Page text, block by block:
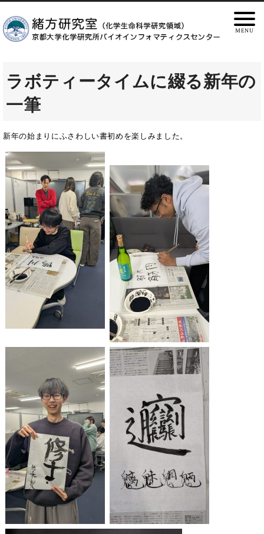
ラボティータイムに綴る新年の
一筆
新年の始まりにふさわしい書初めを楽しみました。